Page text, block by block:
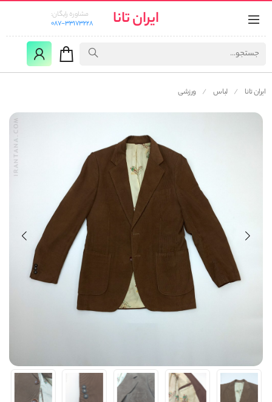
ایران تانا
مشاوره رایگان:
087-33173228
ایران تانا لباس ورزشی